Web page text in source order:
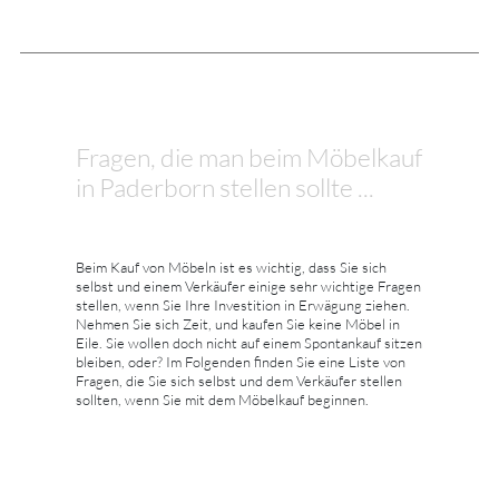
Fragen, die man beim Möbelkauf
in Paderborn stellen sollte ...
Beim Kauf von Möbeln ist es wichtig, dass Sie sich
selbst und einem Verkäufer einige sehr wichtige Fragen
stellen, wenn Sie Ihre Investition in Erwägung ziehen.
Nehmen Sie sich Zeit, und kaufen Sie keine Möbel in
Eile. Sie wollen doch nicht auf einem Spontankauf sitzen
bleiben, oder? Im Folgenden finden Sie eine Liste von
Fragen, die Sie sich selbst und dem Verkäufer stellen
sollten, wenn Sie mit dem Möbelkauf beginnen.